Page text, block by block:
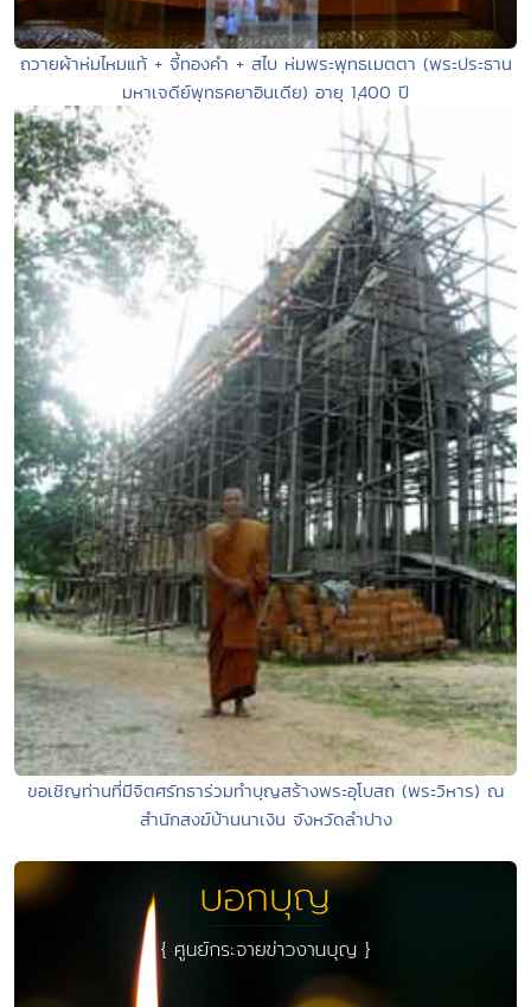
ถวายผ้าห่มไหมแท้ + จี้ทองคำ + สไบ ห่มพระพุทธเมตตา (พระประธาน
มหาเจดีย์พุทธคยาอินเดีย) อายุ 1,400 ปี
ขอเชิญท่านที่มีจิตศรัทธาร่วมทำบุญสร้างพระอุโบสถ (พระวิหาร) ณ
สำนักสงฆ์บ้านนาเงิน จังหวัดลำปาง